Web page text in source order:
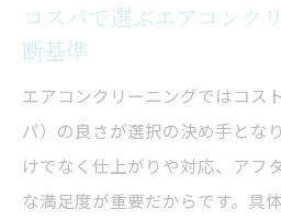
コスパで選ぶエアコンク
断基準
エアコンクリーニングではコス
パ）の良さが選択の決め手とな
けでなく仕上がりや対応、アフ
な満足度が重要だからです。具